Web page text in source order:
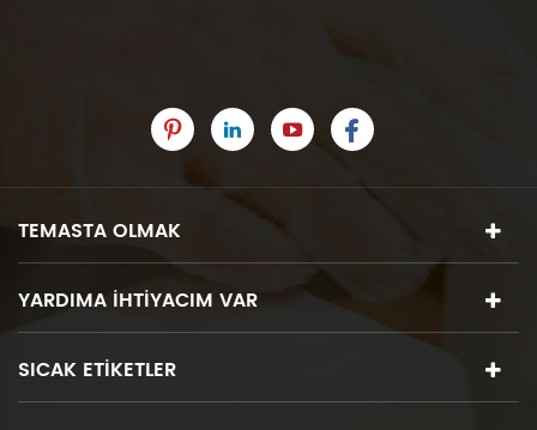
TEMASTA OLMAK
YARDIMA IHTIYACIM VAR
SICAK ETIKETLER